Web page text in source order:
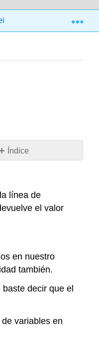
3:
Índice
y
lógicas
línea de
el valor
en nuestro
también.
decir que el
variables en